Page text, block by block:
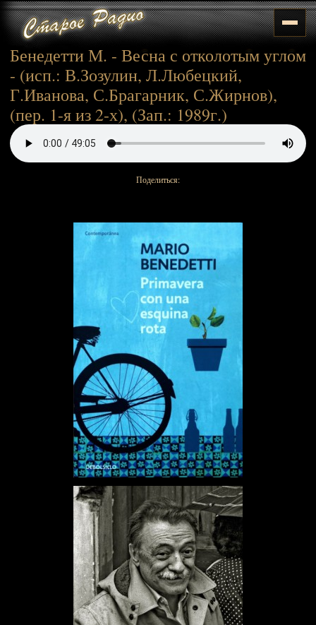
Бенедетти М. - Весна с отколотым углом
- (исп.: В.Зозулин, Л.Любецкий,
Г.Иванова, С.Брагарник, С.Жирнов),
(пер. 1-я из 2-х), (Зап.: 1989г.)
Поделиться: